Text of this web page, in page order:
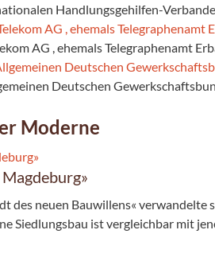
Handlungsgehilfen-
AG , ehemals Telegraphenamt
Deutschen
Moderne
des neuen Bauwillens« verwandelte
Siedlungsbau ist vergleichbar mit